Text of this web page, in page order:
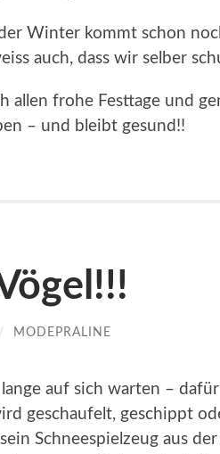
Winter kommt schon
auch, dass wir selber
allen frohe Festtage und
– und bleibt gesund!!
/ MODEPRALINE
lange auf sich warten –
geschaufelt, geschippt
Schneespielzeug aus